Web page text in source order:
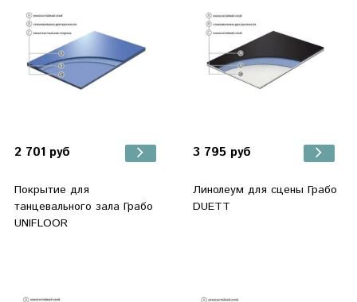
2 701 руб
Покрытие для
танцевального зала Грабо
UNIFLOOR
3 795 руб
Линолеум для сцены Грабо
DUETT